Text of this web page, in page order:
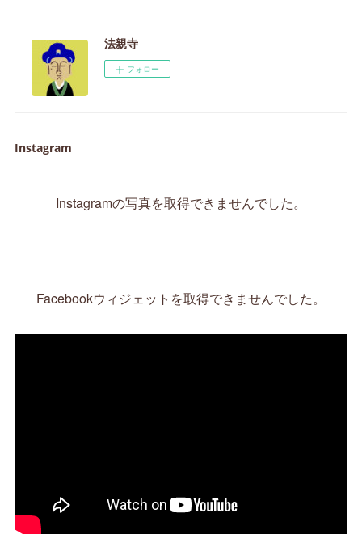
法親寺
フォロー
Instagram
Instagramの写真を取得できませんでした。
Facebookウィジェットを取得できませんでした。